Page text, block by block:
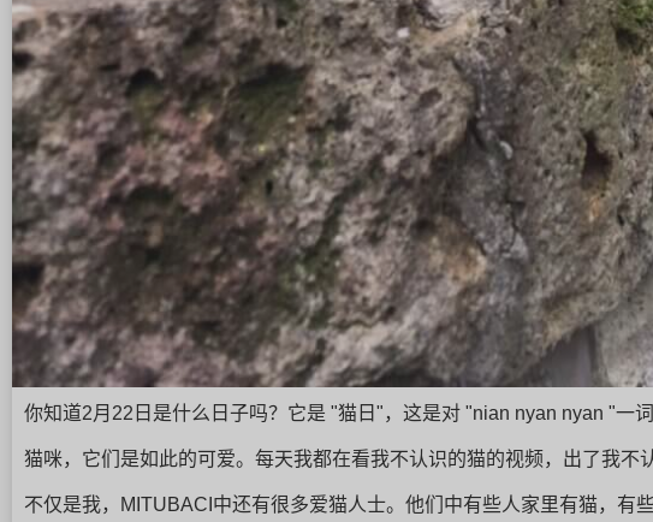
你知道2月22日是什么日子吗？它是 "猫日"，这是对 "nian nyan nyan "一词
猫咪，它们是如此的可爱。每天我都在看我不认识的猫的视频，出了我不
不仅是我，MITUBACI中还有很多爱猫人士。他们中有些人家里有猫，有